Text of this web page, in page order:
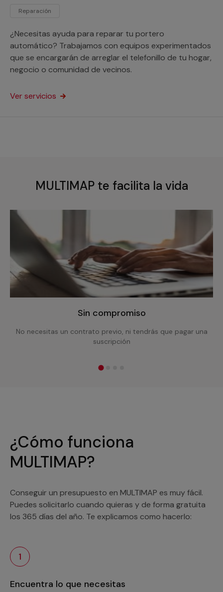
Reparación
¿Necesitas ayuda para reparar tu portero
automático? Trabajamos con equipos experimentados
que se encargarán de arreglar el telefonillo de tu hogar,
negocio o comunidad de vecinos.
Ver servicios
MULTIMAP te facilita la vida
Sin compromiso
No necesitas un contrato previo, ni tendrás que pagar una
suscripción
¿Cómo funciona
MULTIMAP?
Conseguir un presupuesto en MULTIMAP es muy fácil.
Puedes solicitarlo cuando quieras y de forma gratuita
los 365 días del año. Te explicamos como hacerlo:
1
Encuentra lo que necesitas